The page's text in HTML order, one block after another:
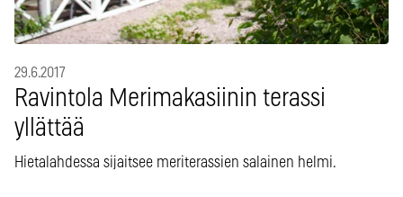
29.6.2017
Ravintola Merimakasiinin terassi
yllättää
Hietalahdessa sijaitsee meriterassien salainen helmi.